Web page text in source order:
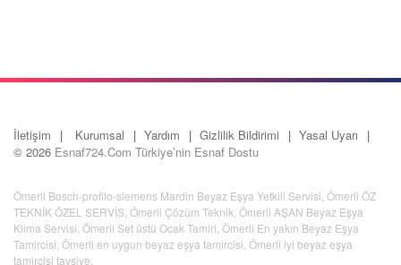
İletişim Kurumsal Yardım Gizlilik Bildirimi
Yasal Uyarı
© 2026 Esnaf724.Com Türkiye’nin Esnaf Dostu
Ömerli Bosch-profilo-siemens Mardin Beyaz Eşya Yetkili Servisi Ömerli ÖZ
TEKNİK ÖZEL SERVİS Ömerli Çözüm Teknik Ömerli AŞAN Beyaz Eşya
Klima Servisi Ömerli Set üstü Ocak Tamiri Ömerli En yakın Beyaz Eşya
Tamircisi Ömerli en uygun beyaz eşya tamircisi Ömerli iyi beyaz eşya
tamircisi tavsiye